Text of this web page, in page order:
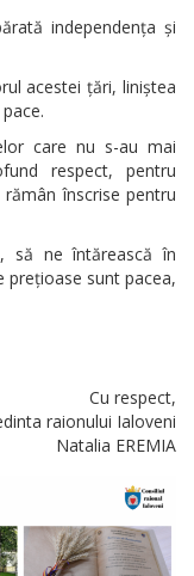
independența și
acestei țări, liniștea
care nu s-au mai
respect, pentru
înscrise pentru
să ne întărească în
prețioase sunt pacea,
Cu respect,
raionului Ialoveni
Natalia EREMIA